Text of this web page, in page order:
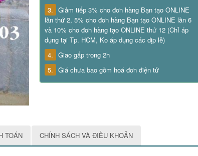
3. Giảm tiếp 3% cho đơn hàng Bạn tạo ONLINE
lần thứ 2, 5% cho đơn hàng Bạn tạo ONLINE lần 6
và 10% cho đơn hàng tạo ONLINE thứ 12 (Chỉ áp
dụng tại Tp. HCM, Ko áp dụng các dịp lễ)
4. Giao gấp trong 2h
5. Giá chưa bao gồm hoá đơn điện tử
TOÁN CHÍNH SÁCH VÀ ĐIỀU KHOẢN